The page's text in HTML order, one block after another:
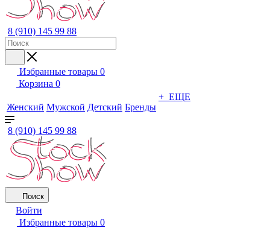
8 (910) 145 99 88
Избранные товары 0
Корзина 0
Женский Мужской Детский Бренды
+ ЕЩЕ
8 (910) 145 99 88
Поиск
Войти
Избранные товары 0